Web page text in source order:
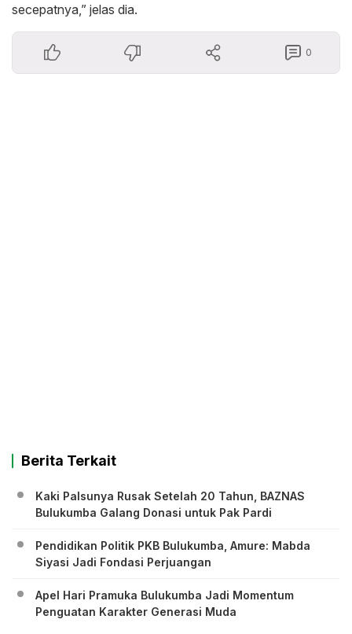
secepatnya,” jelas dia.
0
Berita Terkait
Kaki Palsunya Rusak Setelah 20 Tahun, BAZNAS
Bulukumba Galang Donasi untuk Pak Pardi
Pendidikan Politik PKB Bulukumba, Amure: Mabda
Siyasi Jadi Fondasi Perjuangan
Apel Hari Pramuka Bulukumba Jadi Momentum
Penguatan Karakter Generasi Muda